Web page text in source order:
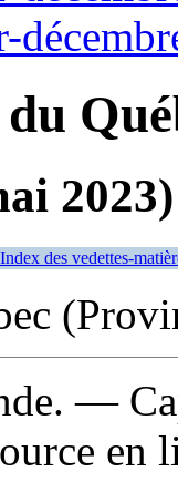
2023)
Index des vedettes-
. —
en